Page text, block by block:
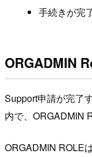
手続きが完
ORGADMIN
Support申請が完了
内で、ORGADMIN
ORGADMIN ROLE